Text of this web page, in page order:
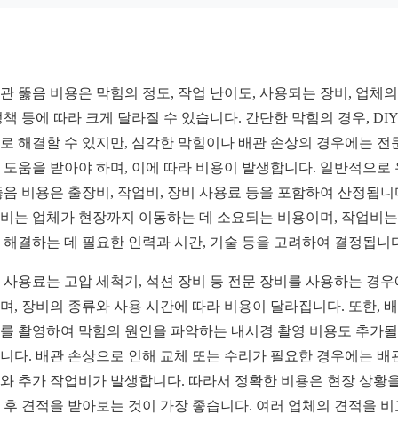
뚫음 비용은 막힘의 정도, 작업 난이도, 사용되는 장비, 업체
책 등에 따라 크게 달라질 수 있습니다. 간단한 막힘의 경우,
해결할 수 있지만, 심각한 막힘이나 배관 손상의 경우에는 전
도움을 받아야 하며, 이에 따라 비용이 발생합니다. 일반적으로
음 비용은 출장비, 작업비, 장비 사용료 등을 포함하여 산정됩니
는 업체가 현장까지 이동하는 데 소요되는 비용이며, 작업비
해결하는 데 필요한 인력과 시간, 기술 등을 고려하여 결정됩니
사용료는 고압 세척기, 석션 장비 등 전문 장비를 사용하는 경우
, 장비의 종류와 사용 시간에 따라 비용이 달라집니다. 또한,
촬영하여 막힘의 원인을 파악하는 내시경 촬영 비용도 추가
다. 배관 손상으로 인해 교체 또는 수리가 필요한 경우에는 배
추가 작업비가 발생합니다. 따라서 정확한 비용은 현장 상황
후 견적을 받아보는 것이 가장 좋습니다. 여러 업체의 견적을 비